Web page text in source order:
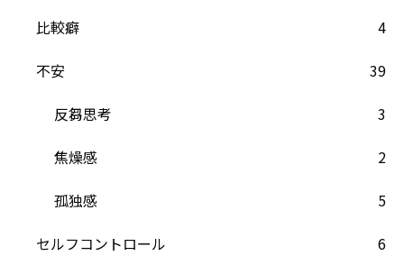
比較癖
4
不安
39
反芻思考
3
焦燥感
2
孤独感
5
セルフコントロール
6